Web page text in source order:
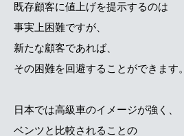
既存顧客に値上げを提示するのは
事実上困難ですが、
新たな顧客であれば、
その困難を回避することができます。
日本では高級車のイメージが強く、
ベンツと比較されることの